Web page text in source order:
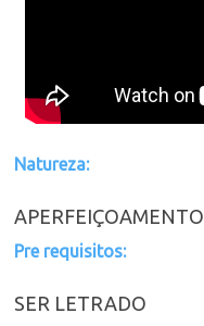
Natureza:
APERFEIÇOAMENTO
Pre requisitos:
SER LETRADO